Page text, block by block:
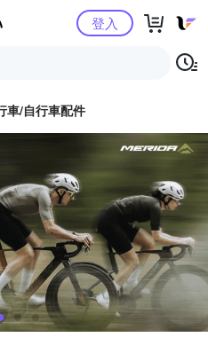
Yahoo購物中心登入
車/自行車配件